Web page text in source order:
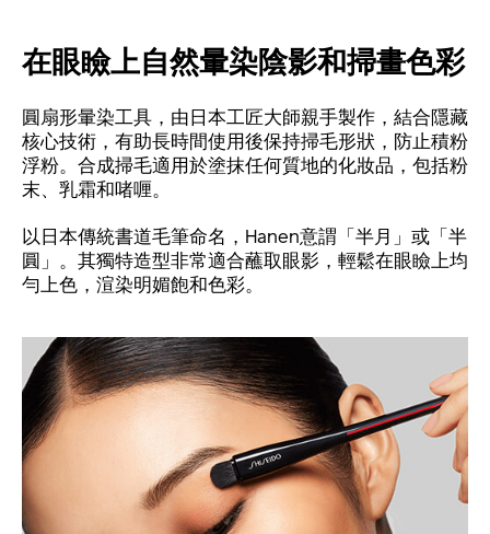
在眼瞼上自然暈染陰影和掃畫色彩
圓扇形暈染工具，由日本工匠大師親手製作，結合隱藏
核心技術，有助長時間使用後保持掃毛形狀，防止積粉
浮粉。合成掃毛適用於塗抹任何質地的化妝品，包括粉
末、乳霜和啫喱。
以日本傳統書道毛筆命名，Hanen意謂「半月」或「半
圓」。其獨特造型非常適合蘸取眼影，輕鬆在眼瞼上均
勻上色，渲染明媚飽和色彩。